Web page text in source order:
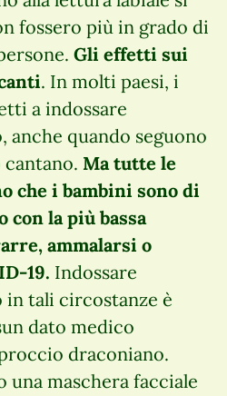
fossero più in grado di
Gli effetti sui
. In molti paesi, i
a indossare
anche quando seguono
cantano. Ma tutte le
che i bambini sono di
con la più bassa
ammalarsi o
19. Indossare
in tali circostanze è
dato medico
draconiano.
una maschera facciale